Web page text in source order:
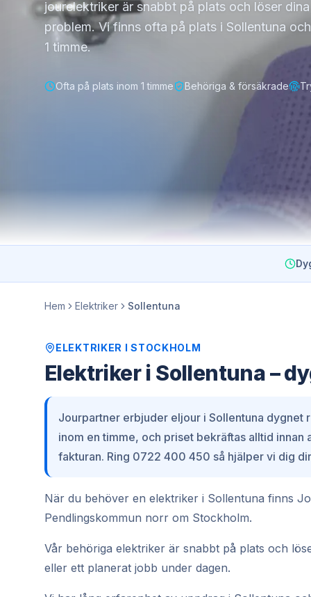
jourelektriker är snabbt på plats och löser
problem. Vi finns ofta på plats i Sollentuna
1 timme.
Ofta på plats inom 1 timme Behöriga & försäkrade
Hem Elektriker Sollentuna
ELEKTRIKER ISTOCKHOLM
Elektriker i Sollentuna –
Jourpartner erbjuder eljour i Sollentuna dygnet
inom en timme, och priset bekräftas alltid
fakturan. Ring 0722 400 450 så hjälper vi dig
När du behöver en elektriker i Sollentuna finns
Pendlingskommun norr om Stockholm.
Vår behöriga elektriker är snabbt på plats och
eller ett planerat jobb under dagen.